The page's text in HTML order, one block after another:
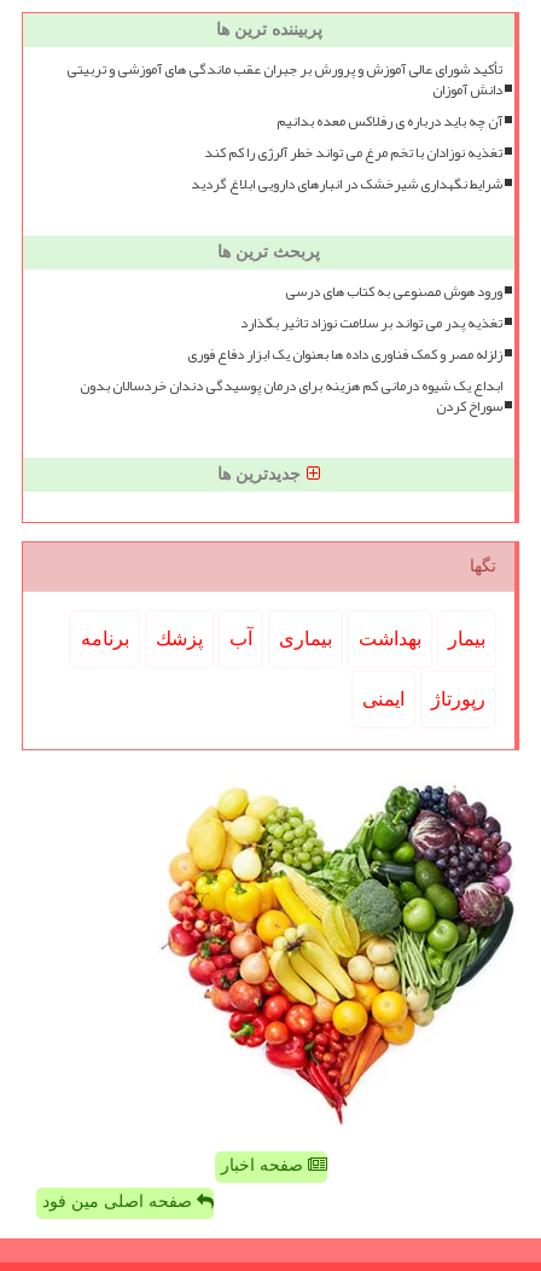
پربیننده ترین ها
تأکید شورای عالی آموزش و پرورش بر جبران عقب ماندگی های آموزشی و تربیتی
دانش آموزان
آن چه باید درباره ی رفلاکس معده بدانیم
تغذیه نوزادان با تخم مرغ می تواند خطر آلرژی را کم کند
شرایط نگهداری شیرخشک در انبارهای دارویی ابلاغ گردید
پربحث ترین ها
ورود هوش مصنوعی به کتاب های درسی
تغذیه پدر می تواند بر سلامت نوزاد تاثیر بگذارد
زلزله مصر و کمک فناوری داده ها بعنوان یک ابزار دفاع فوری
ابداع یک شیوه درمانی کم هزینه برای درمان پوسیدگی دندان خردسالان بدون
سوراخ کردن
جدیدترین ها
تگها
بیمار بهداشت بیماری آب پزشك برنامه
رپورتاژ ایمنی
صفحه اخبار
صفحه اصلی مین فود